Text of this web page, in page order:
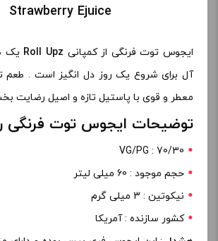
Strawberry Ejuice
ایجوس توت فرنگی از کمپانی Roll Upz یک
آل برای شروع یک روز دل انگیز است . طعم
معطر و قوی با پاستیل تازه و اصیل رضایت
توضیحات ایجوس توت فرنگی
VG/PG : 70/30
حجم موجود : 60 میلی لیتر
نیکوتین : 3 میلی گرم
کشور سازنده : آمریکا